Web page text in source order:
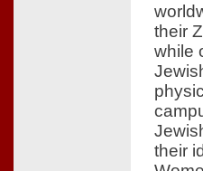
their
while
their